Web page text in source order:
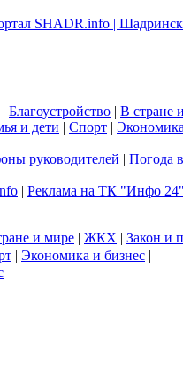
| Благоустройство | В стране
и дети | Спорт |
руководителей | Погода
| Реклама на ТК "Инфо 24"
и мире | ЖКХ | Закон и
| Экономика и бизнес |